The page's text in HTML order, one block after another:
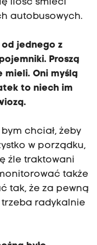
ilość śmieci
autobusowych.
od jednego z
Proszą
mieli. Oni myślą
to niech im
chciał, żeby
w porządku,
źle traktowani
także
tak, że za pewną
radykalnie